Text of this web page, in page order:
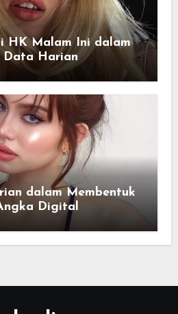
HK Malam Ini dalam
Data Harian
dalam Membentuk
Digital